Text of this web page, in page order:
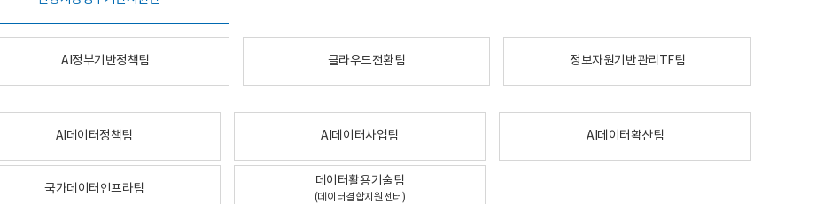
AI정부기반정책팀 클라우드전환팀 정보자원기반관리TF팀
AI데이터정책팀 AI데이터사업팀 AI데이터확산팀
국가데이터인프라팀
데이터활용기술팀
(데이터결합지원센터)